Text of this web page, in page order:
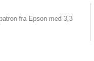
fra Epson med 3,3